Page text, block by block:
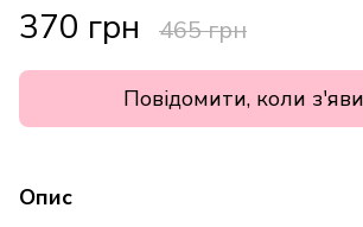
370 грн 465 грн
Повідомити, коли
Опис